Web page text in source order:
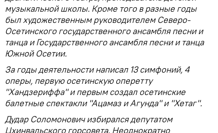
музыкальной школы. Кроме того в разные годы
был художественным руководителем Северо-
Осетинского государственного ансамбля песни и
танца и Государственного ансамбля песни и танца
Южной Осетии.
За годы деятельности написал 13 симфоний, 4
оперы, первую осетинскую оперетту
"Хандзериффа" и первым создал осетинские
балетные спектакли "Ацамаз и Агунда" и "Хетаг".
Дудар Соломонович избирался депутатом
Цхинвальского горсовета. Неоднократно